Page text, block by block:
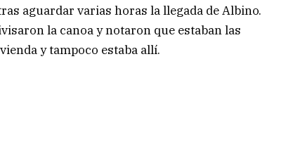
aguardar varias horas la llegada de Albino.
la canoa y notaron que estaban las
y tampoco estaba allí.